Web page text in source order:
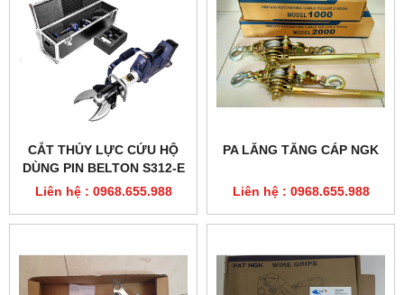
CẮT THỦY LỰC CỨU HỘ
DÙNG PIN BELTON S312-E
Liên hệ : 0968.655.988
PA LĂNG TĂNG CÁP NGK
Liên hệ : 0968.655.988